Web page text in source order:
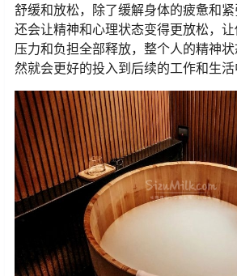
舒缓和放松，除了缓解身体的疲惫和紧
还会让精神和心理状态变得更放松，
压力和负担全部释放，整个人的精神
然就会更好的投入到后续的工作和生活